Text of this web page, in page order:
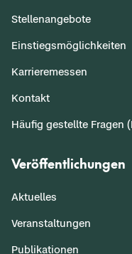
Stellenangebote
Einstiegsmöglichkeiten
Karrieremessen
Kontakt
Häufig gestellte Fragen
Veröffentlichungen
Aktuelles
Veranstaltungen
Publikationen